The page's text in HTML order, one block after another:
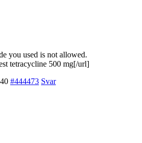
you used is not allowed.
tetracycline 500 mg[/url]
#444473 Svar